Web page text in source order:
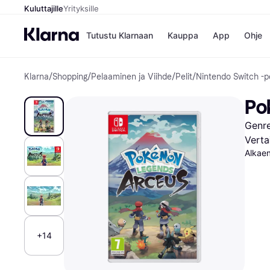
KuluttajilleYrityksille
Tutustu Klarnaan Kauppa
Kaupat
Gigantti
H&M
Peten
Wolt
App Ohje
Klarna/Shopping/Pelaaminen ja Viihde/Pelit/Nintendo Switch -
+14